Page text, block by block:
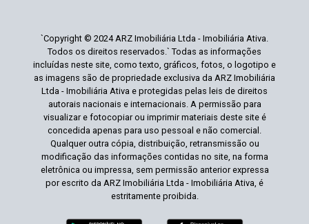
`Copyright © 2024 ARZ Imobiliária Ltda - Imobiliária Ativa.
Todos os direitos reservados.` Todas as informações
incluídas neste site, como texto, gráficos, fotos, o logotipo e
as imagens são de propriedade exclusiva da ARZ Imobiliária
Ltda - Imobiliária Ativa e protegidas pelas leis de direitos
autorais nacionais e internacionais. A permissão para
visualizar e fotocopiar ou imprimir materiais deste site é
concedida apenas para uso pessoal e não comercial.
Qualquer outra cópia, distribuição, retransmissão ou
modificação das informações contidas no site, na forma
eletrônica ou impressa, sem permissão anterior expressa
por escrito da ARZ Imobiliária Ltda - Imobiliária Ativa, é
estritamente proibida.